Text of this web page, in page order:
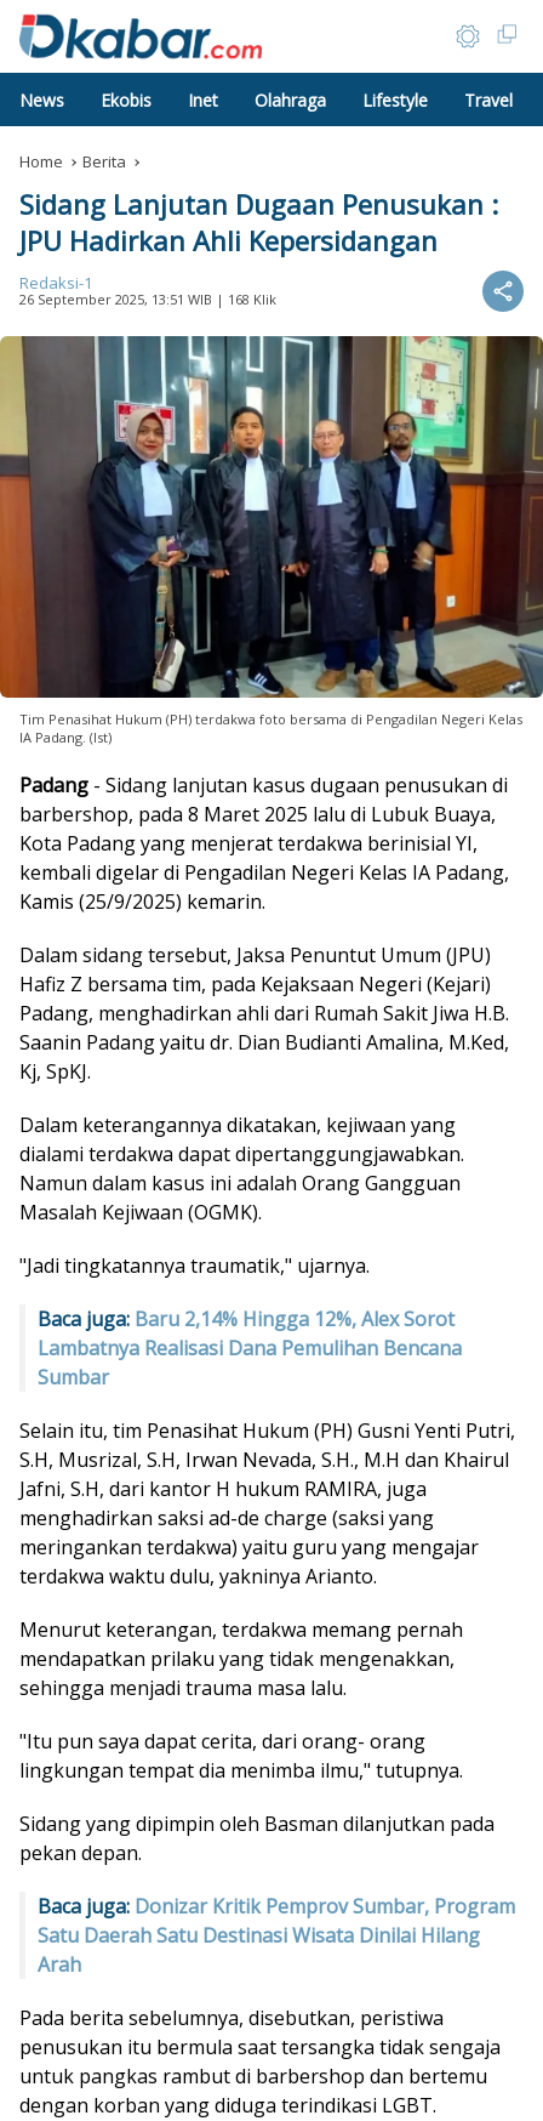
News Ekobis Inet Olahraga Lifestyle Travel
Home Berita
Sidang Lanjutan Dugaan Penusukan :
JPU Hadirkan Ahli Kepersidangan
Redaksi-1
26 September 2025, 13:51 WIB | 168 Klik
Tim Penasihat Hukum (PH) terdakwa foto bersama di Pengadilan Negeri Kelas
IA Padang. (Ist)
Padang - Sidang lanjutan kasus dugaan penusukan di
barbershop, pada 8 Maret 2025 lalu di Lubuk Buaya,
Kota Padang yang menjerat terdakwa berinisial YI,
kembali digelar di Pengadilan Negeri Kelas IA Padang,
Kamis (25/9/2025) kemarin.
Dalam sidang tersebut, Jaksa Penuntut Umum (JPU)
Hafiz Z bersama tim, pada Kejaksaan Negeri (Kejari)
Padang, menghadirkan ahli dari Rumah Sakit Jiwa H.B.
Saanin Padang yaitu dr. Dian Budianti Amalina, M.Ked,
Kj, SpKJ.
Dalam keterangannya dikatakan, kejiwaan yang
dialami terdakwa dapat dipertanggungjawabkan.
Namun dalam kasus ini adalah Orang Gangguan
Masalah Kejiwaan (OGMK).
"Jadi tingkatannya traumatik," ujarnya.
Baca juga: Baru 2,14% Hingga 12%, Alex Sorot
Lambatnya Realisasi Dana Pemulihan Bencana
Sumbar
Selain itu, tim Penasihat Hukum (PH) Gusni Yenti Putri,
S.H, Musrizal, S.H, Irwan Nevada, S.H., M.H dan Khairul
Jafni, S.H, dari kantor H hukum RAMIRA, juga
menghadirkan saksi ad-de charge (saksi yang
meringankan terdakwa) yaitu guru yang mengajar
terdakwa waktu dulu, yakninya Arianto.
Menurut keterangan, terdakwa memang pernah
mendapatkan prilaku yang tidak mengenakkan,
sehingga menjadi trauma masa lalu.
"Itu pun saya dapat cerita, dari orang- orang
lingkungan tempat dia menimba ilmu," tutupnya.
Sidang yang dipimpin oleh Basman dilanjutkan pada
pekan depan.
Baca juga: Donizar Kritik Pemprov Sumbar, Program
Satu Daerah Satu Destinasi Wisata Dinilai Hilang
Arah
Pada berita sebelumnya, disebutkan, peristiwa
penusukan itu bermula saat tersangka tidak sengaja
untuk pangkas rambut di barbershop dan bertemu
dengan korban yang diduga terindikasi LGBT.